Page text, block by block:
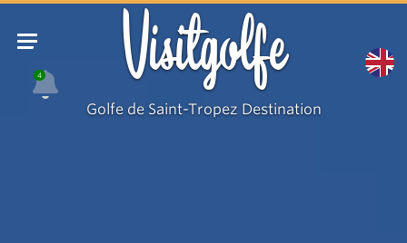
4 Visitgolfe
Golfe de Saint-Tropez Destination